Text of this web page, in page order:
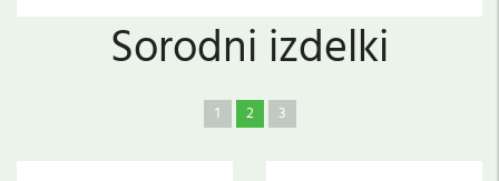
Sorodni izdelki
1 2 3